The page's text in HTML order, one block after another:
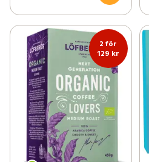
2 för
129 kr